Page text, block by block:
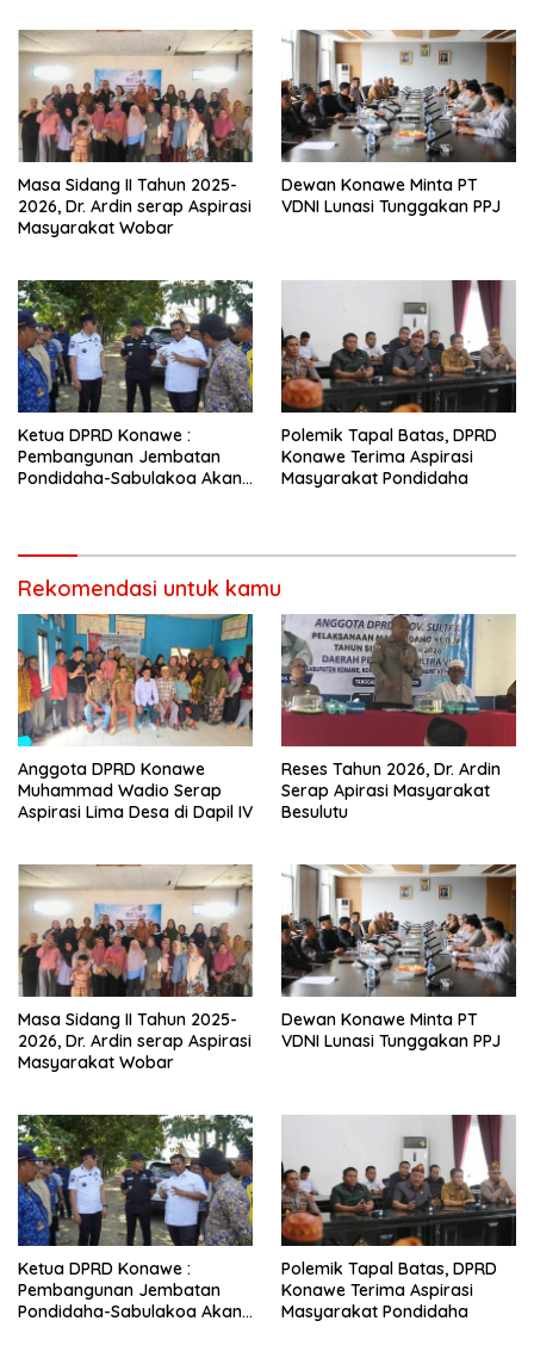
Masa Sidang II Tahun 2025-
2026, Dr. Ardin serap Aspirasi
Masyarakat Wobar
Dewan Konawe Minta PT
VDNI Lunasi Tunggakan PPJ
Ketua DPRD Konawe :
Pembangunan Jembatan
Pondidaha-Sabulakoa Akan
Polemik Tapal Batas, DPRD
Konawe Terima Aspirasi
Masyarakat Pondidaha
Rekomendasi untuk kamu
Anggota DPRD Konawe
Muhammad Wadio Serap
Aspirasi Lima Desa di Dapil IV
Reses Tahun 2026, Dr. Ardin
Serap Apirasi Masyarakat
Besulutu
Masa Sidang II Tahun 2025-
2026, Dr. Ardin serap Aspirasi
Masyarakat Wobar
Dewan Konawe Minta PT
VDNI Lunasi Tunggakan PPJ
Ketua DPRD Konawe :
Pembangunan Jembatan
Pondidaha-Sabulakoa Akan
Polemik Tapal Batas, DPRD
Konawe Terima Aspirasi
Masyarakat Pondidaha